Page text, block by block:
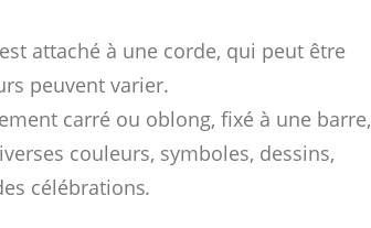
attaché à une corde, qui peut être
peuvent varier.
carré ou oblong, fixé à une barre,
couleurs, symboles, dessins,
célébrations.